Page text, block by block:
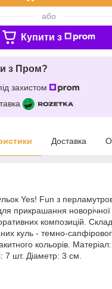
або
Купити з
з Пром?
захистом
Доставка
Yes! Fun з
прикрашання новорічної
композицій.
куль - темно-
кольорів. Матеріал:
7 шт. Діаметр: 3 см.